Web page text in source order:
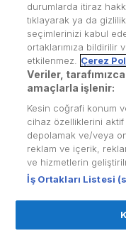
Kullanım Koşulları
Üyelik Sözleşmesi
Kvkk Politikası
Çerez Politikası
durumlarda itiraz
tıklayarak ya da
seçimlerinizi kabul
ortaklarımıza bildirilir
etkilenmez.
Çerez
Veriler,
amaçlarla işlenir:
Kesin coğrafi konum
cihaz özelliklerini
depolamak ve/veya
reklam ve içerik,
ve hizmetlerin
İş Ortakları Listesi